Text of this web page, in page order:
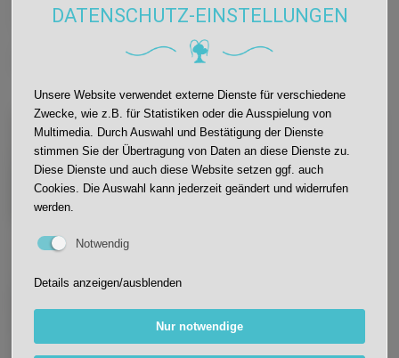
Schulleiterin Frau Woelki wurde erstmalig mit einer Trage aus dem
Schulleiterbüro gerettet.
Auch an den Standorten Haslach, Tiergarten und Ödsbach war die
DATENSCHUTZ-EINSTELLUNGEN
Unsere Website verwendet externe Dienste für verschiedene
Zwecke, wie z.B. für Statistiken oder die Ausspielung von
Multimedia. Durch Auswahl und Bestätigung der Dienste
stimmen Sie der Übertragung von Daten an diese Dienste zu.
Diese Dienste und auch diese Website setzen ggf. auch
Cookies. Die Auswahl kann jederzeit geändert und widerrufen
werden.
Notwendig
Details anzeigen/ausblenden
Nur notwendige